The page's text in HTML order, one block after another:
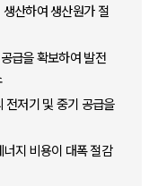
산하여 생산원가 절
급을 확보하여 발전
저기 및 중기 공급을
지 비용이 대폭 절감